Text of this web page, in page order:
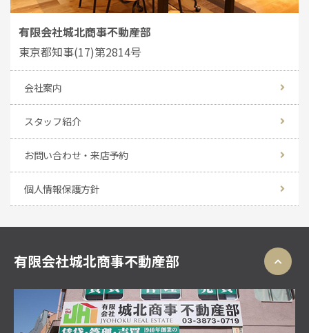
有限会社城北商事不動産部
東京都知事(17)第2814号
会社案内
スタッフ紹介
お問い合わせ・来店予約
個人情報保護方針
有限会社城北商事不動産部